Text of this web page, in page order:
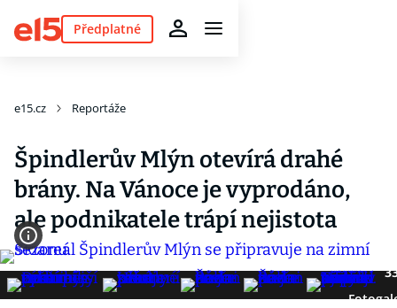
Předplatné
e15.cz Reportáže
Špindlerův Mlýn otevírá drahé
brány. Na Vánoce je vyprodáno,
ale podnikatele trápí nejistota